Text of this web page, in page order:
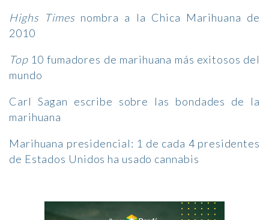
Highs Timesnombra a la Chica Marihuana de
2010
Top10 fumadores de marihuana más exitosos del
mundo
Carl Sagan escribe sobre las bondades de la
marihuana
Marihuana presidencial: 1 de cada 4 presidentes
de Estados Unidos ha usado cannabis